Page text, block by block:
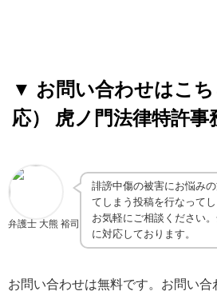
▼ お問い合わせはこ
応） 虎ノ門法律特許事
弁護士 大熊 裕司
誹謗中傷の被害にお悩み
てしまう投稿を行なって
お気軽にご相談ください
に対応しております。
お問い合わせは無料です。お問い